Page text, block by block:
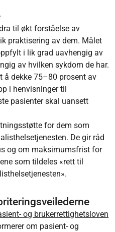
til økt forståelse av
praktisering av dem. Målet
i lik grad uavhengig av
av hvilken sykdom de har.
å dekke 75–80 prosent av
i henvisninger til
pasienter skal uansett
for dem som
De gir råd
og om maksimumsfrist for
som tildeles «rett til
og brukerrettighetsloven
om pasient- og